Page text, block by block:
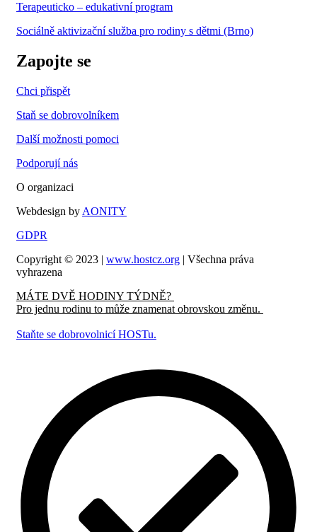
Terapeuticko – edukativní program
Sociálně aktivizační služba pro rodiny s dětmi (Brno)
Zapojte se
Chci přispět
Staň se dobrovolníkem
Další možnosti pomoci
Podporují nás
O organizaci
Webdesign by AONITY
GDPR
Copyright © 2023 | www.hostcz.org | Všechna práva
vyhrazena
MÁTE DVĚ HODINY TÝDNĚ?
Pro jednu rodinu to může znamenat obrovskou změnu.
Staňte se dobrovolnicí HOSTu.